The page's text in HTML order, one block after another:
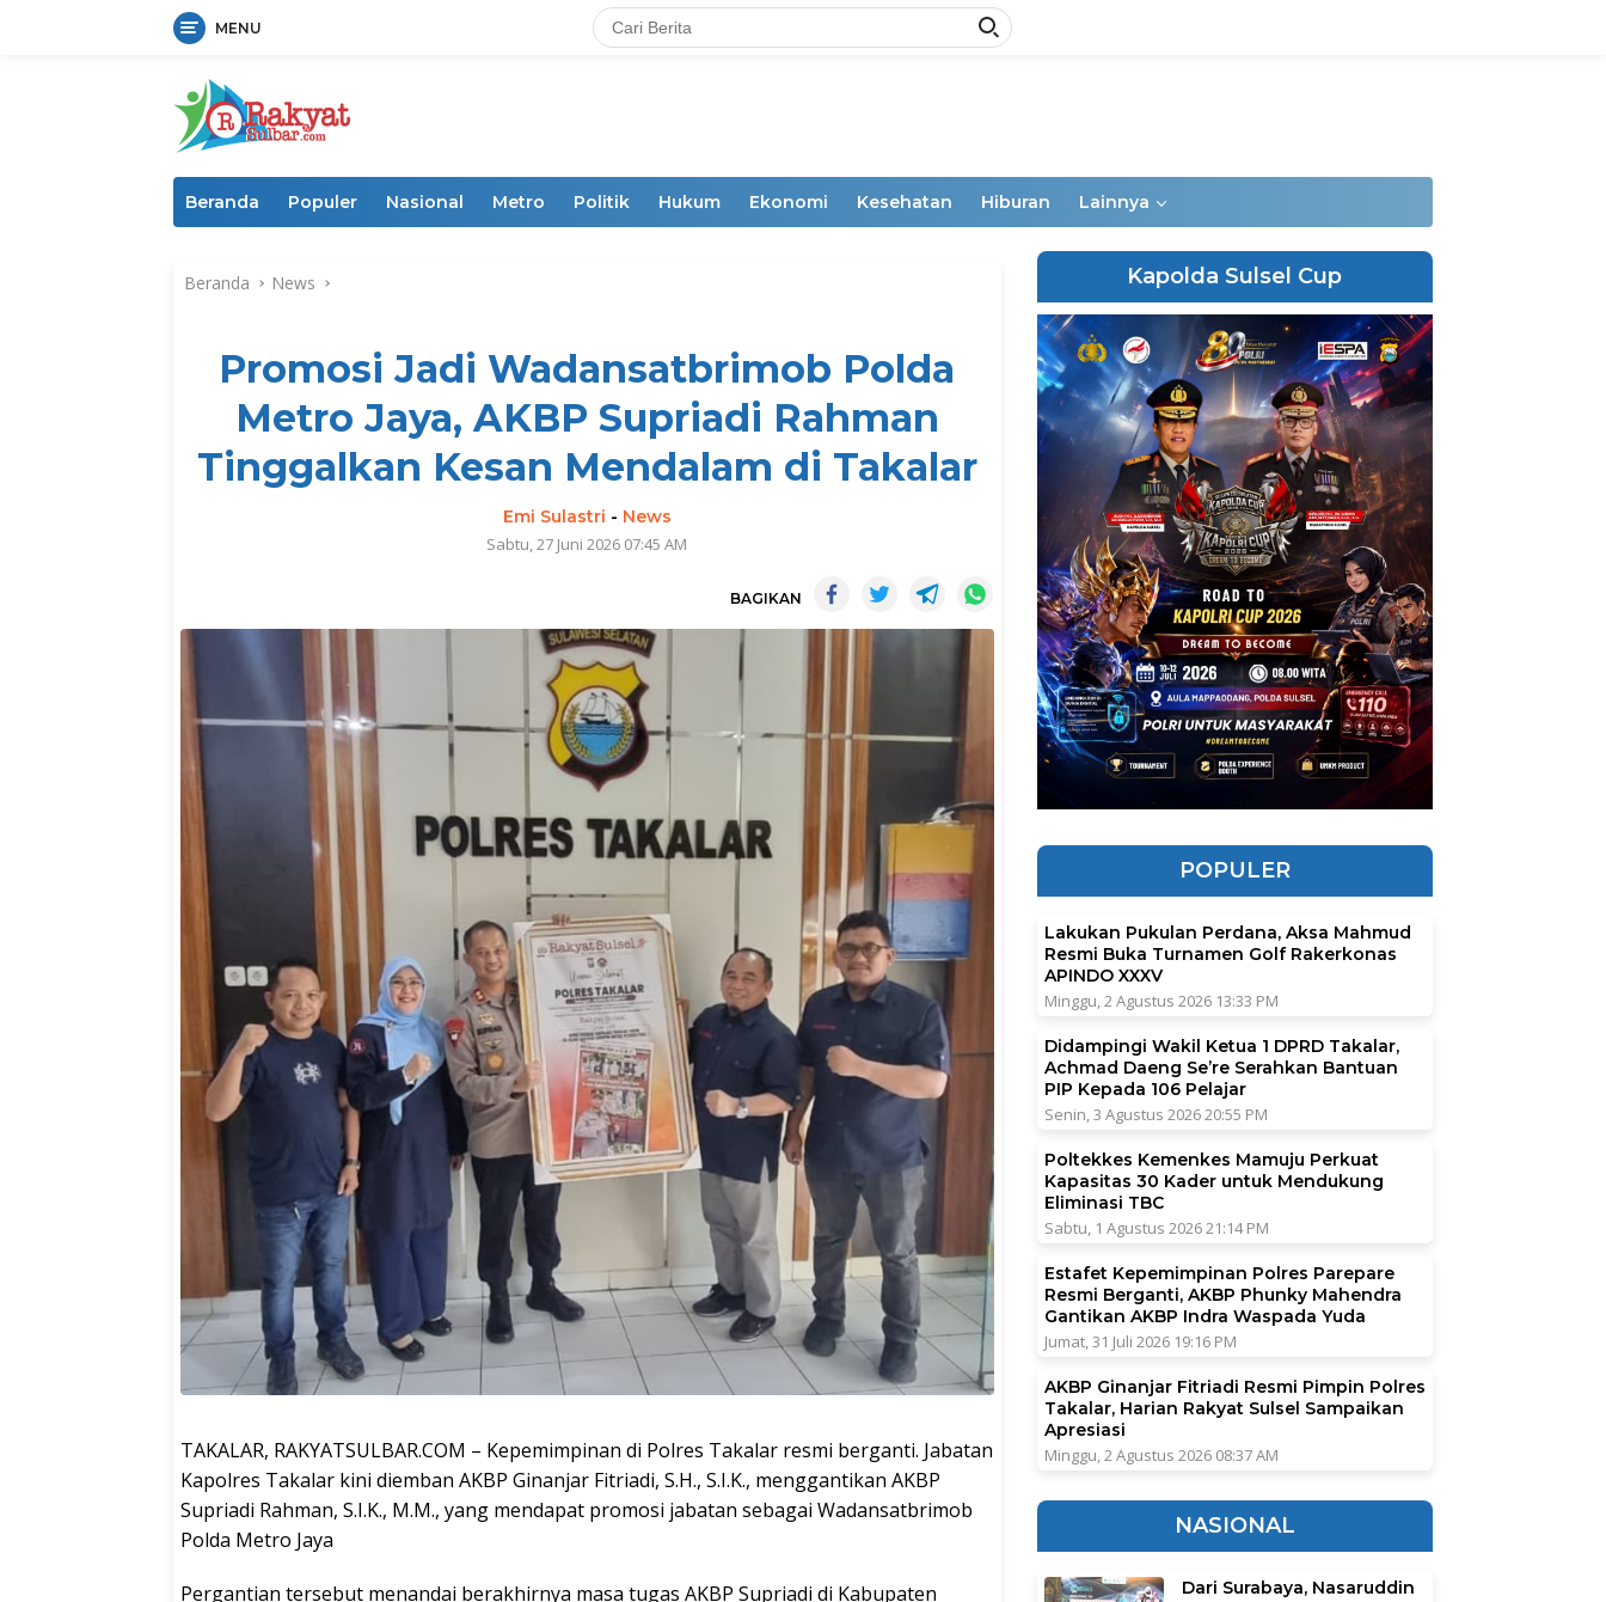
MENU
Beranda Populer Nasional Metro Politik Hukum Ekonomi Kesehatan Hiburan Lainnya
Beranda News
Promosi Jadi Wadansatbrimob Polda
Metro Jaya, AKBP Supriadi Rahman
Tinggalkan Kesan Mendalam di Takalar
Emi Sulastri - News
Sabtu, 27 Juni 2026 07:45 AM
BAGIKAN
TAKALAR, RAKYATSULBAR.COM – Kepemimpinan di Polres Takalar resmi berganti. Jabatan
Kapolres Takalar kini diemban AKBP Ginanjar Fitriadi, S.H., S.I.K., menggantikan AKBP
Supriadi Rahman, S.I.K., M.M., yang mendapat promosi jabatan sebagai Wadansatbrimob
Polda Metro Jaya
Pergantian tersebut menandai berakhirnya masa tugas AKBP Supriadi di Kabupaten
Kapolda Sulsel Cup
POPULER
Lakukan Pukulan Perdana, Aksa Mahmud
Resmi Buka Turnamen Golf Rakerkonas
APINDO XXXV
Minggu, 2 Agustus 2026 13:33 PM
Didampingi Wakil Ketua 1 DPRD Takalar,
Achmad Daeng Se’re Serahkan Bantuan
PIP Kepada 106 Pelajar
Senin, 3 Agustus 2026 20:55 PM
Poltekkes Kemenkes Mamuju Perkuat
Kapasitas 30 Kader untuk Mendukung
Eliminasi TBC
Sabtu, 1 Agustus 2026 21:14 PM
Estafet Kepemimpinan Polres Parepare
Resmi Berganti, AKBP Phunky Mahendra
Gantikan AKBP Indra Waspada Yuda
Jumat, 31 Juli 2026 19:16 PM
AKBP Ginanjar Fitriadi Resmi Pimpin Polres
Takalar, Harian Rakyat Sulsel Sampaikan
Apresiasi
Minggu, 2 Agustus 2026 08:37 AM
NASIONAL
Dari Surabaya, Nasaruddin